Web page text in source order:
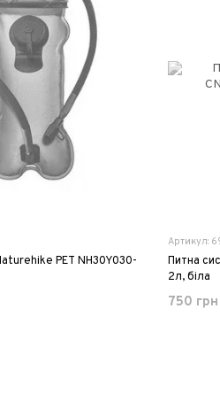
PET NH30Y030-
Артикул:
Питна
2л, біла
750 грн